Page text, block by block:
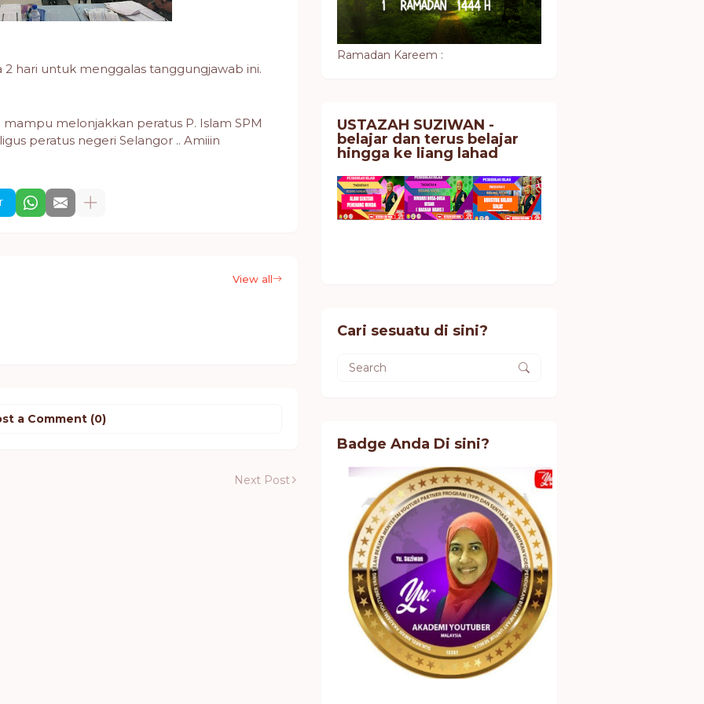
hari untuk menggalas tanggungjawab ini.
melonjakkan peratus P. Islam SPM
peratus negeri Selangor .. Amiiin
View all
a Comment (0)
Next Post
Ramadan Kareem :
USTAZAH SUZIWAN -
belajar dan terus belajar
hingga ke liang lahad
Cari sesuatu di sini?
Badge Anda Di sini?